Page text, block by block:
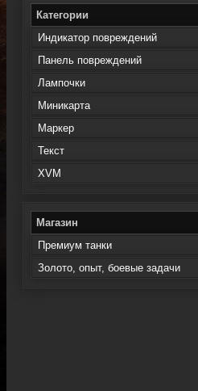
Категории
Индикатор повреждений
Панель повреждений
Лампочки
Миникарта
Маркер
Текст
XVM
Магазин
Премиум танки
Золото, опыт, боевые задачи